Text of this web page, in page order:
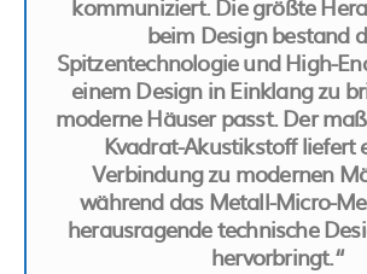
beim Design bestand
Spitzentechnologie und High-
einem Design in Einklang zu
moderne Häuser passt. Der
Kvadrat-Akustikstoff liefert
Verbindung zu modernen
während das Metall-Micro-
herausragende technische
hervorbringt.“